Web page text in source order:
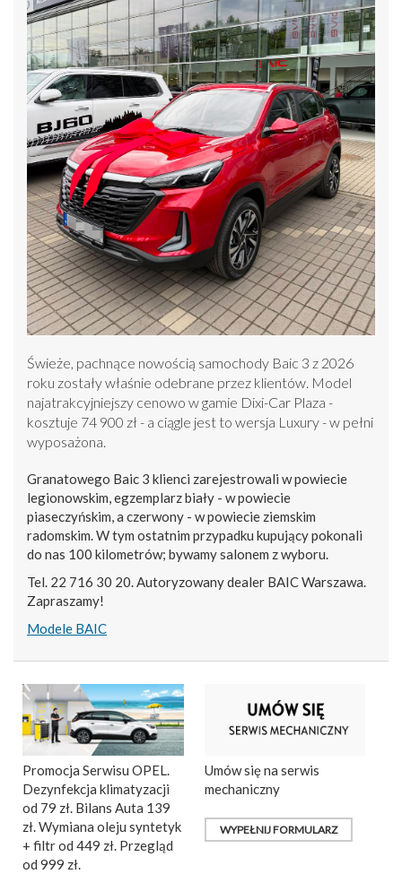
Świeże, pachnące nowością samochody Baic 3 z 2026
roku zostały właśnie odebrane przez klientów. Model
najatrakcyjniejszy cenowo w gamie Dixi-Car Plaza -
kosztuje 74 900 zł - a ciągle jest to wersja Luxury - w pełni
wyposażona.
Granatowego Baic 3 klienci zarejestrowali w powiecie
legionowskim, egzemplarz biały - w powiecie
piaseczyńskim, a czerwony - w powiecie ziemskim
radomskim. W tym ostatnim przypadku kupujący pokonali
do nas 100 kilometrów; bywamy salonem z wyboru.
Tel. 22 716 30 20. Autoryzowany dealer BAIC Warszawa.
Zapraszamy!
Modele BAIC
Promocja Serwisu OPEL.
Dezynfekcja klimatyzacji
od 79 zł. Bilans Auta 139
zł. Wymiana oleju syntetyk
+ filtr od 449 zł. Przegląd
od 999 zł.
Umów się na serwis
mechaniczny
WYPEŁNIJ FORMULARZ